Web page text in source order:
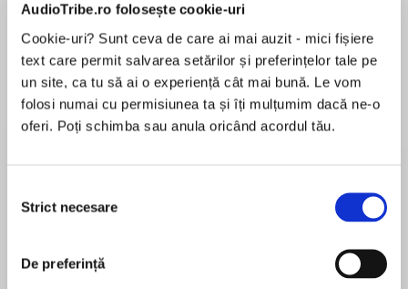
AudioTribe.ro folosește cookie-uri
Cookie-uri? Sunt ceva de care ai mai auzit - mici fișiere
text care permit salvarea setărilor și preferințelor tale pe
un site, ca tu să ai o experiență cât mai bună. Le vom
folosi numai cu permisiunea ta și îți mulțumim dacă ne-o
oferi. Poți schimba sau anula oricând acordul tău.
consimțământului
Strict necesare
De preferință
de...
Dani Francis
la...
Lauren Weisberger Sohn Won-pyung
delightful start to a series that promises to be
"This is the romcom Carrie Bradshaw would